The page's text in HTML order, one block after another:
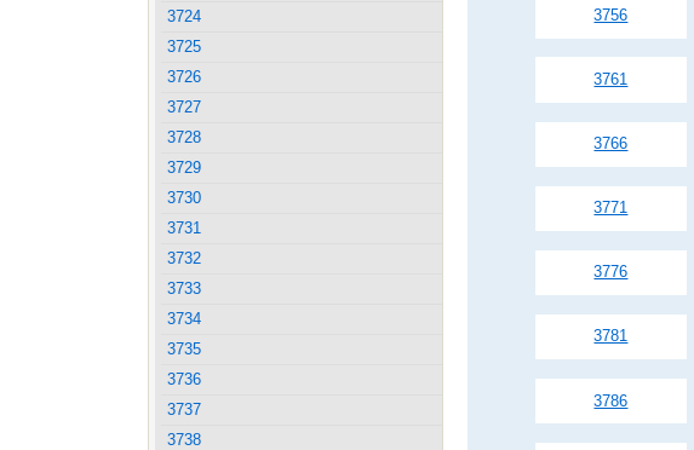
3756
3761
3766
3771
3776
3781
3786
3724
3725
3726
3727
3728
3729
3730
3731
3732
3733
3734
3735
3736
3737
3738